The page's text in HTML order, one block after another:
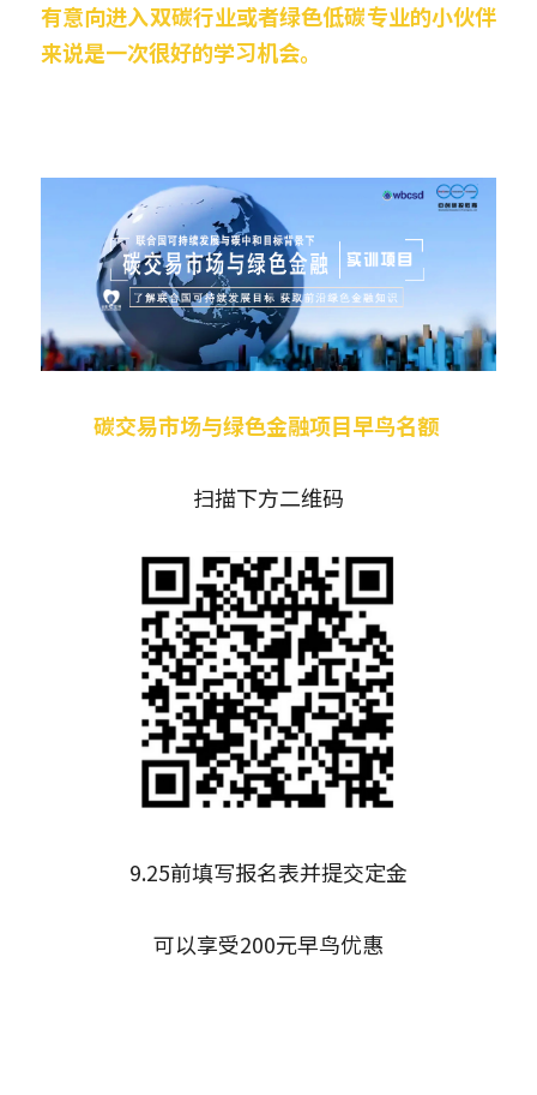
有意向进入双碳行业或者绿色低碳专业的小伙伴
来说是一次很好的学习机会。
碳交易市场与绿色金融项目早鸟名额
扫描下方二维码
9.25前填写报名表并提交定金
可以享受200元早鸟优惠